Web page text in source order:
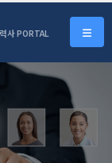
사 PORTAL